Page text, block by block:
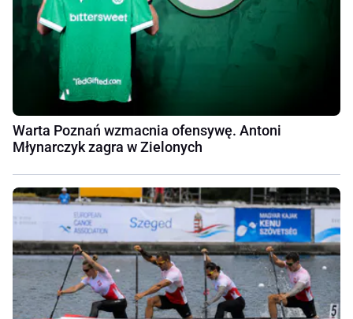
Warta Poznań wzmacnia ofensywę. Antoni
Młynarczyk zagra w Zielonych